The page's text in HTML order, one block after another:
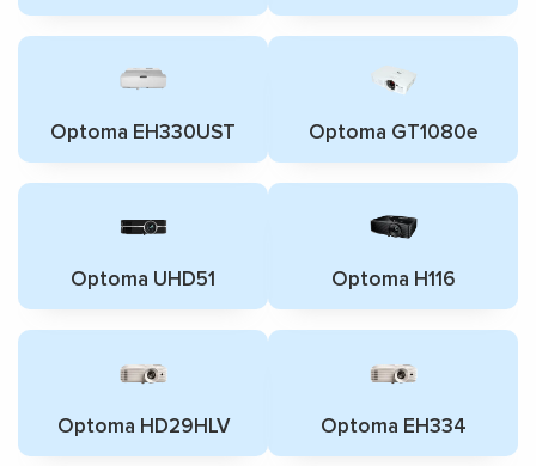
Optoma EH330UST Optoma GT1080e
Optoma UHD51 Optoma H116
Optoma HD29HLV Optoma EH334